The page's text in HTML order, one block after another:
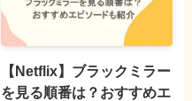
【Netflix】ブラックミラー
を見る順番は？おすすめエ